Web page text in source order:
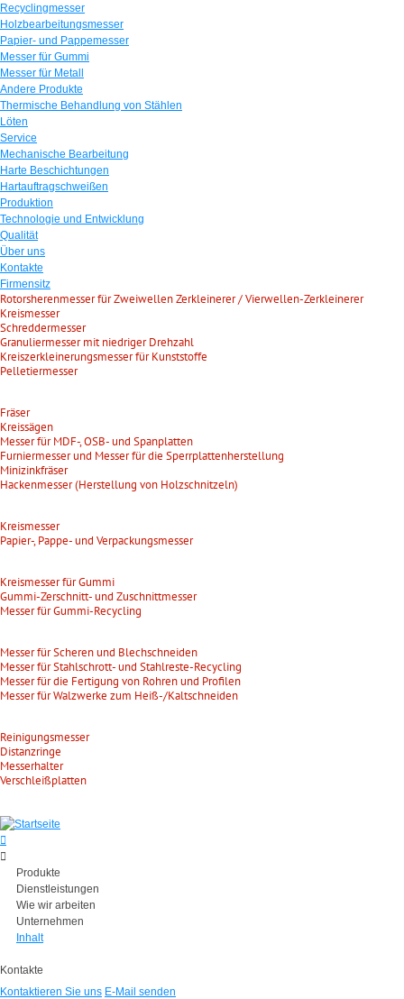
Recyclingmesser
Holzbearbeitungsmesser
Papier- und Pappemesser
Messer für Gummi
Messer für Metall
Andere Produkte
Thermische Behandlung von Stählen
Löten
Service
Mechanische Bearbeitung
Harte Beschichtungen
Hartauftragschweißen
Produktion
Technologie und Entwicklung
Qualität
Über uns
Kontakte
Firmensitz
Rotorsherenmesser für Zweiwellen Zerkleinerer / Vierwellen-Zerkleinerer
Kreismesser
Schreddermesser
Granuliermesser mit niedriger Drehzahl
Kreiszerkleinerungsmesser für Kunststoffe
Pelletiermesser
Fräser
Kreissägen
Messer für MDF-, OSB- und Spanplatten
Furniermesser und Messer für die Sperrplattenherstellung
Minizinkfräser
Hackenmesser (Herstellung von Holzschnitzeln)
Kreismesser
Papier-, Pappe- und Verpackungsmesser
Kreismesser für Gummi
Gummi-Zerschnitt- und Zuschnittmesser
Messer für Gummi-Recycling
Messer für Scheren und Blechschneiden
Messer für Stahlschrott- und Stahlreste-Recycling
Messer für die Fertigung von Rohren und Profilen
Messer für Walzwerke zum Heiß-/Kaltschneiden
Reinigungsmesser
Distanzringe
Messerhalter
Verschleißplatten
Produkte
Dienstleistungen
Wie wir arbeiten
Unternehmen
Inhalt
Kontakte
Kontaktieren Sie uns E-Mail senden